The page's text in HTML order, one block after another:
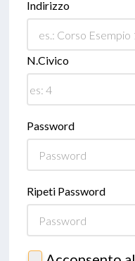
Indirizzo
N.Civico
Password
Ripeti Password